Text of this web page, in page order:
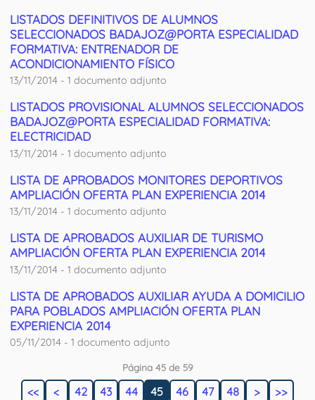
LISTADOS DEFINITIVOS DE ALUMNOS
SELECCIONADOS BADAJOZ@PORTA ESPECIALIDAD
FORMATIVA: ENTRENADOR DE
ACONDICIONAMIENTO FÍSICO
13/11/2014 - 1 documento adjunto
LISTADOS PROVISIONAL ALUMNOS SELECCIONADOS
BADAJOZ@PORTA ESPECIALIDAD FORMATIVA:
ELECTRICIDAD
13/11/2014 - 1 documento adjunto
LISTA DE APROBADOS MONITORES DEPORTIVOS
AMPLIACIÓN OFERTA PLAN EXPERIENCIA 2014
13/11/2014 - 1 documento adjunto
LISTA DE APROBADOS AUXILIAR DE TURISMO
AMPLIACIÓN OFERTA PLAN EXPERIENCIA 2014
13/11/2014 - 1 documento adjunto
LISTA DE APROBADOS AUXILIAR AYUDA A DOMICILIO
PARA POBLADOS AMPLIACIÓN OFERTA PLAN
EXPERIENCIA 2014
05/11/2014 - 1 documento adjunto
Página 45 de 59
<< < 42 43 44 45 46 47 48 > >>